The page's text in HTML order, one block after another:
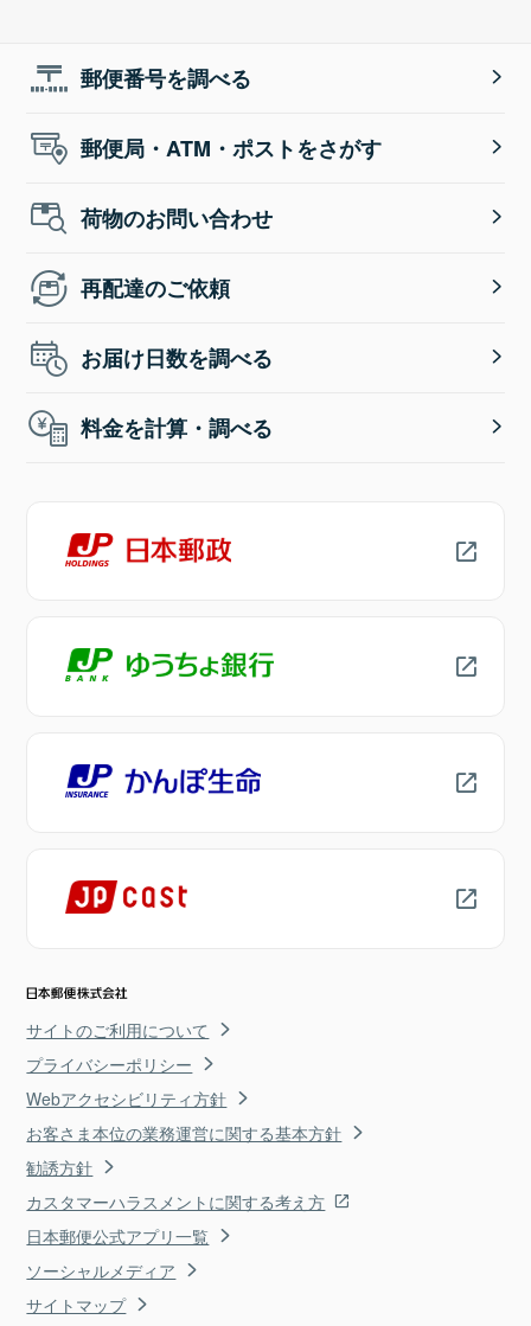
郵便番号を調べる
郵便局・ATM・ポストをさがす
荷物のお問い合わせ
再配達のご依頼
お届け日数を調べる
料金を計算・調べる
サイトのご利用について
プライバシーポリシー
Webアクセシビリティ方針
お客さま本位の業務運営に関する基本方針
勧誘方針
カスタマーハラスメントに関する考え方
日本郵便公式アプリ一覧
ソーシャルメディア
サイトマップ